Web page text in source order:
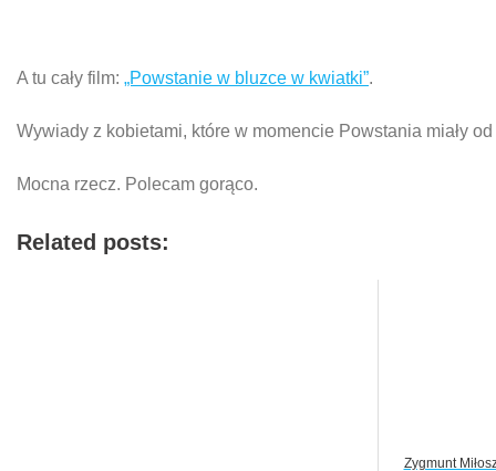
A tu cały film: „Powstanie w bluzce w kwiatki”.
Wywiady z kobietami, które w momencie Powstania miały
Mocna rzecz. Polecam gorąco.
Related posts:
Zygmunt